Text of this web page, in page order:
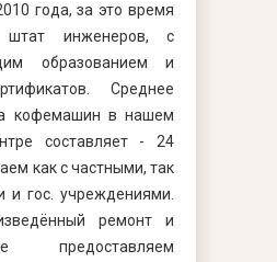
года, за это время
инженеров, с
образованием и
Среднее
кофемашин в нашем
составляет - 24
как с частными, так
гос. учреждениями.
ремонт и
предоставляем